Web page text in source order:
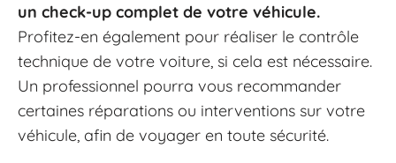
un check-up complet de votre véhicule.
Profitez-en également pour réaliser le contrôle
technique de votre voiture, si cela est nécessaire.
Un professionnel pourra vous recommander
certaines réparations ou interventions sur votre
véhicule, afin de voyager en toute sécurité.